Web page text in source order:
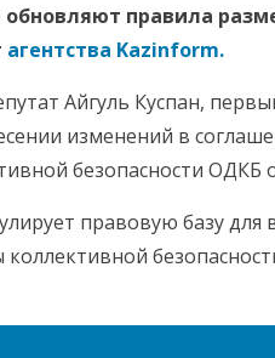
правила
агентства Kazinform.
Айгуль Куспан,
изменений в
безопасности ОДКБ
правовую базу
коллективной